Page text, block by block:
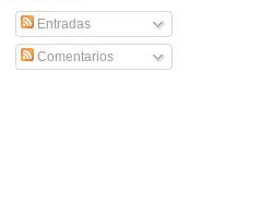
Entradas
Comentarios